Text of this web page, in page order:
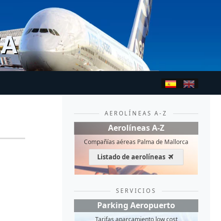
AEROLÍNEAS A-Z
Aerolíneas A-Z
Compañías aéreas Palma de Mallorca
Listado de aerolíneas
SERVICIOS
Parking Aeropuerto
Tarifas aparcamiento low cost